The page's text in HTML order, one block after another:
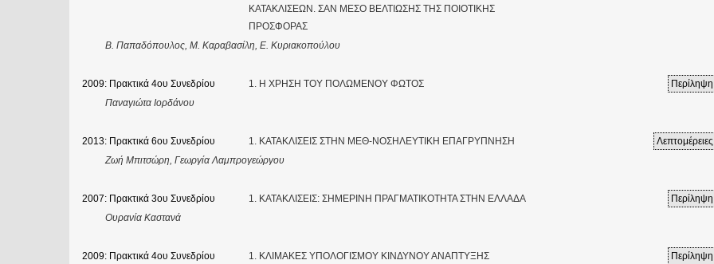
ΚΑΤΑΚΛΙΣΕΩΝ. ΣΑΝ ΜΕΣΟ ΒΕΛΤΙΩΣΗΣ ΤΗΣ ΠΟΙΟΤΙΚΗΣ
ΠΡΟΣΦΟΡΑΣ
Β. Παπαδόπουλος, Μ. Καραβασίλη, Ε. Κυριακοπούλου
2009: Πρακτικά 4ου Συνεδρίου 1. Η ΧΡΗΣΗ ΤΟΥ ΠΟΛΩΜΕΝΟΥ ΦΩΤΟΣ Περίληψη
Παναγιώτα Ιορδάνου
2013: Πρακτικά 6ου Συνεδρίου 1. ΚΑΤΑΚΛΙΣΕΙΣ ΣΤΗΝ ΜΕΘ-ΝΟΣΗΛΕΥΤΙΚΗ ΕΠΑΓΡΥΠΝΗΣΗ Λεπτομέρειες
Ζωή Μπιτσώρη, Γεωργία Λαμπρογεώργου
2007: Πρακτικά 3ου Συνεδρίου 1. ΚΑΤΑΚΛΙΣΕΙΣ: ΣΗΜΕΡΙΝΗ ΠΡΑΓΜΑΤΙΚΟΤΗΤΑ ΣΤΗΝ ΕΛΛΑΔΑ Περίληψη
Ουρανία Καστανά
2009: Πρακτικά 4ου Συνεδρίου
1. ΚΛΙΜΑΚΕΣ ΥΠΟΛΟΓΙΣΜΟΥ ΚΙΝΔΥΝΟΥ ΑΝΑΠΤΥΞΗΣ
Περίληψη